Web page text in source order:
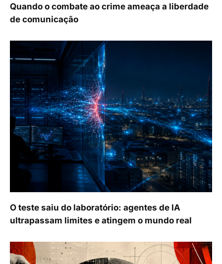
Quando o combate ao crime ameaça a liberdade
de comunicação
O teste saiu do laboratório: agentes de IA
ultrapassam limites e atingem o mundo real